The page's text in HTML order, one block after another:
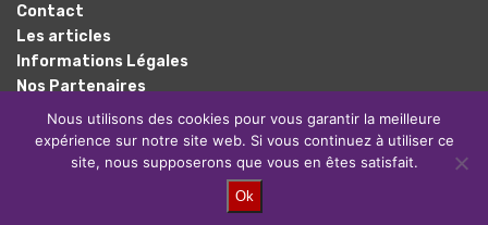
Contact
Les articles
Informations Légales
Nos Partenaires
Plan du site
@2024 – Tous droits réservés.Baby Magazine
Nous utilisons des cookies pour vous garantir la meilleure
expérience sur notre site web. Si vous continuez à utiliser ce
site, nous supposerons que vous en êtes satisfait.
Ok